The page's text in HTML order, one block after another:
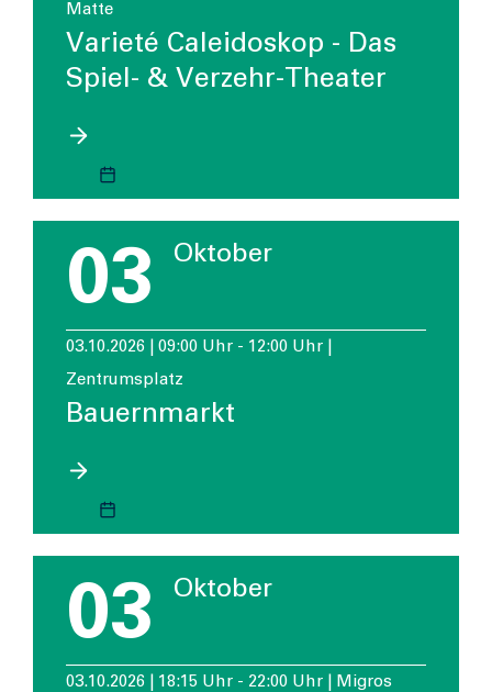
Matte
Varieté Caleidoskop - Das
Spiel- & Verzehr-Theater
03 Oktober
03.10.2026 | 09:00 Uhr - 12:00 Uhr |
Zentrumsplatz
Bauernmarkt
03 Oktober
03.10.2026 | 18:15 Uhr - 22:00 Uhr | Migros